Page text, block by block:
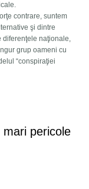
contrare, suntem
şi dintre
diferenţele naţionale,
grup oameni cu
“conspiraţiei
mari pericole